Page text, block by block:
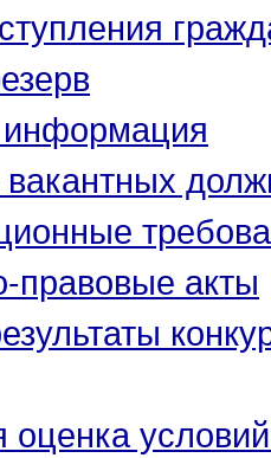
информация
правовые акты